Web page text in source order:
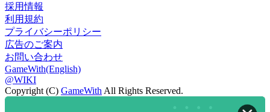
採用情報
利用規約
プライバシーポリシー
広告のご案内
お問い合わせ
GameWith(English)
@WIKI
Copyright (C) GameWith All Rights Reserved.